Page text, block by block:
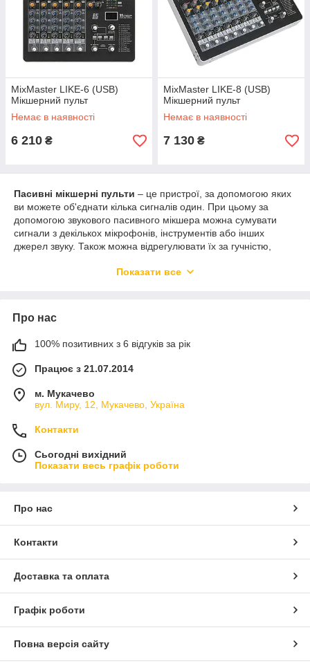
MixMaster LIKE-6 (USB)
Мікшерний пульт
Немає в наявності
6 210 ₴
MixMaster LIKE-8 (USB)
Мікшерний пульт
Немає в наявності
7 130 ₴
Пасивні мікшерні пульти – це пристрої, за допомогою яких
ви можете об'єднати кілька сигналів один. При цьому за
допомогою звукового пасивного мікшера можна сумувати
сигнали з декількох мікрофонів, інструментів або інших
джерел звуку. Також можна відрегулювати їх за гучністю,
об'єднати в один стерео-сигнал і подати на підсилювач або
основними завданнями з мікшування звуку на студіях,
репетиціях, концертах, а також у домашніх умовах. Багато
додаткових опцій таких як: вбудований процесор ефектів,
компресор, еквалайзер, роблять мікшируючий пристрій
незамінним помічником для звукорежисера. Пасивні мікшери
не мають вбудованого підсилювача потужності.
Показати все
Про нас
100% позитивних з 6 відгуків за рік
Працює з 21.07.2014
м. Мукачево
вул. Миру, 12, Мукачево, Україна
Контакти
Сьогодні вихідний
Показати весь графік роботи
Про нас
Контакти
Доставка та оплата
Графік роботи
Повна версія сайту